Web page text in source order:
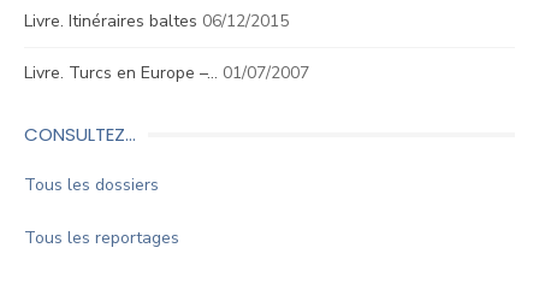
Livre. Itinéraires baltes 06/12/2015
Livre. Turcs en Europe –… 01/07/2007
CONSULTEZ…
Tous les dossiers
Tous les reportages